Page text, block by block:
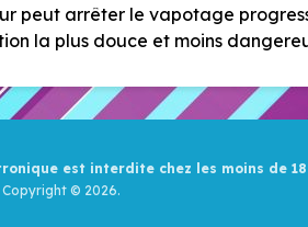
peut arrêter le vapotage
la plus douce et moins
est interdite chez les moins de 18
Copyright © 2026.